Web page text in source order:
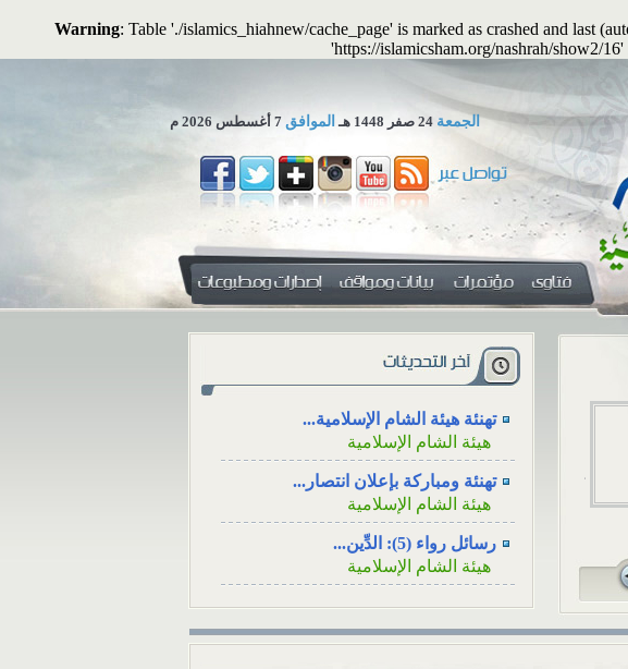
Warning: Table './islamics_hiahnew/cache_page' is marked as crashed and last
'https://islamicsham.org/nashrah/show2/16'
الجمعة 24 صفر 1448 هـ الموافق 7 أغسطس 2026 م
هل يجوز جعلُ المهرِ منفعةً معنوية؟
هل يجوز جعلُ المهرِ منفعةً
معنوية؟ السؤال: هل يجوز أن
يكون المهرُ منفعةً أو خِدمةً
هل تجوز الاستعاضة عن المال...
المكتب العلمي ـ هيئة الشام...
تهنئة هيئة الشام الإسلامية...
هيئة الشام الإسلامية
تهنئة ومباركة بإعلان انتصار...
هيئة الشام الإسلامية
رسائل رواء (5): الدِّين...
هيئة الشام الإسلامية